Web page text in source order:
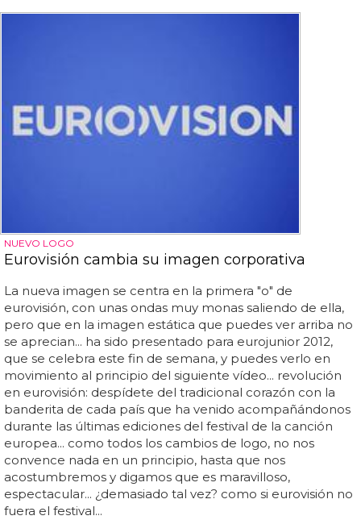
NUEVO LOGO
Eurovisión cambia su imagen corporativa
La nueva imagen se centra en la primera "o" de
eurovisión, con unas ondas muy monas saliendo de ella,
pero que en la imagen estática que puedes ver arriba no
se aprecian... ha sido presentado para eurojunior 2012,
que se celebra este fin de semana, y puedes verlo en
movimiento al principio del siguiente vídeo... revolución
en eurovisión: despídete del tradicional corazón con la
banderita de cada país que ha venido acompañándonos
durante las últimas ediciones del festival de la canción
europea... como todos los cambios de logo, no nos
convence nada en un principio, hasta que nos
acostumbremos y digamos que es maravilloso,
espectacular... ¿demasiado tal vez? como si eurovisión no
fuera el festival...